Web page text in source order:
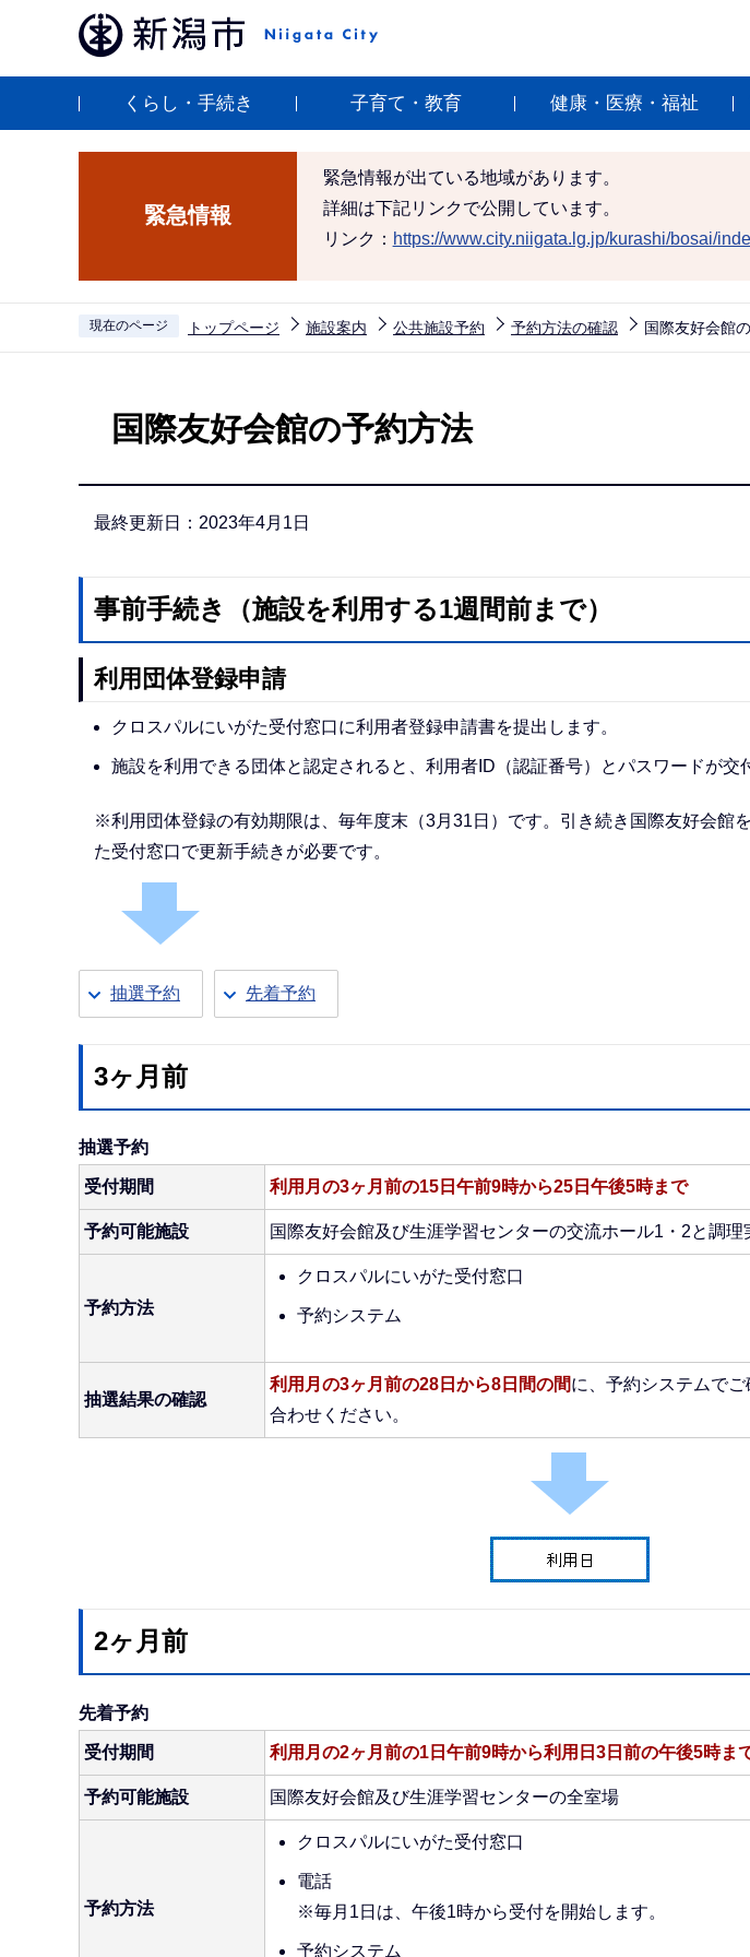
ペ
くらし・手続き 子育て・教育 健康・医療・福祉
緊急情報
緊急情報が出ている地域があります。
詳細は下記リンクで公開しています。
リンク： https://www.city.niigata.lg.jp/kurashi/bosai/
現在のページ トップページ 施設案内 公共施設予約 予約方法の確認 国際友好会館
国際友好会館の予約方法
最終更新日：2023年4月1日
事前手続き（施設を利用する1週間前まで）
利用団体登録申請
クロスパルにいがた受付窓口に利用者登録申請書を提出します。
施設を利用できる団体と認定されると、利用者ID（認証番号）とパスワードが交
※利用団体登録の有効期限は、毎年度末（3月31日）です。引き続き国際友好会館
た受付窓口で更新手続きが必要です。
抽選予約 先着予約
3ヶ月前
抽選予約
受付期間 利用月の3ヶ月前の15日午前9時から25日午後5時まで
予約可能施設 国際友好会館及び生涯学習センターの交流ホール1・2と調理
予約方法
クロスパルにいがた受付窓口
予約システム
抽選結果の確認
利用月の3ヶ月前の28日から8日間の間に、予約システムで
合わせください。
2ヶ月前
先着予約
受付期間 利用月の2ヶ月前の1日午前9時から利用日3日前の午後5時ま
予約可能施設 国際友好会館及び生涯学習センターの全室場
予約方法
クロスパルにいがた受付窓口
電話
※毎月1日は、午後1時から受付を開始します。
予約システム